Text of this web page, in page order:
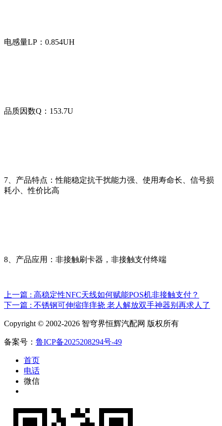
电感量LP：0.854UH
品质因数Q：153.7U
7、产品特点：性能稳定抗干扰能力强、使用寿命长、信号损
耗小、性价比高
8、产品应用： 非接触刷卡器，非接触支付终端
上一篇 : 高稳定性NFC天线如何赋能POS机非接触支付？
下一篇 : 不锈钢可伸缩痒痒挠 老人解放双手神器别再求人了
Copyright © 2002-2026 智穹界恒辉汽配网 版权所有
备案号： 鲁ICP备2025208294号-49
首页
电话
微信